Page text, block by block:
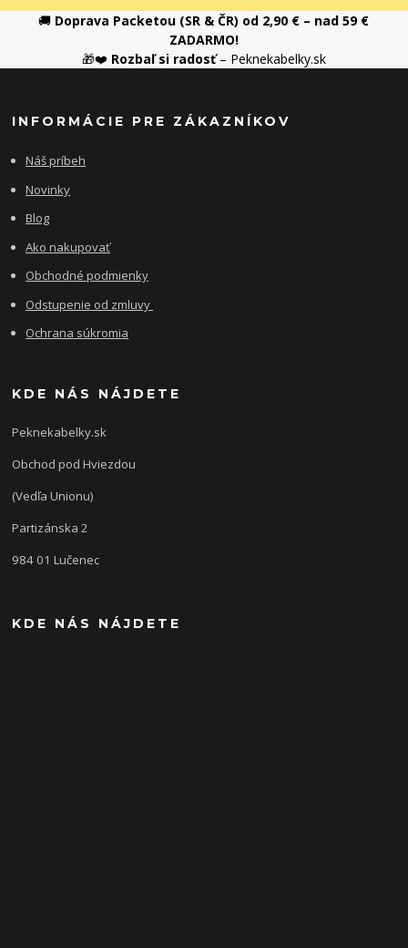
🚚 Doprava Packetou (SR & ČR) od 2,90 € – nad 59 €
ZADARMO!
🎁❤️ Rozbaľ si radosť– Peknekabelky.sk
INFORMÁCIE PRE ZÁKAZNÍKOV
Náš príbeh
Novinky
Blog
Ako nakupovať
Obchodné podmienky
Odstupenie od zmluvy
Ochrana súkromia
KDE NÁS NÁJDETE
Peknekabelky.sk
Obchod pod Hviezdou
(Vedľa Unionu)
Partizánska 2
984 01 Lučenec
KDE NÁS NÁJDETE